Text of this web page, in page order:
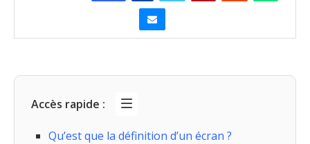
Accès rapide :
Qu’est que la définition d’un écran ?